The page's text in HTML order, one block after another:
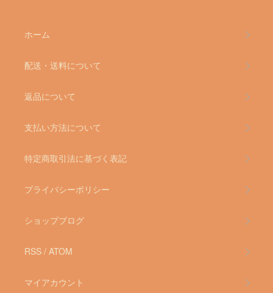
ホーム
配送・送料について
返品について
支払い方法について
特定商取引法に基づく表記
プライバシーポリシー
ショップブログ
RSS / ATOM
マイアカウント